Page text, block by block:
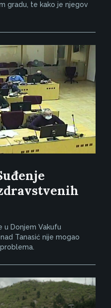
gradu, te kako je njegov
u Donjem Vakufu
Tanasić nije mogao